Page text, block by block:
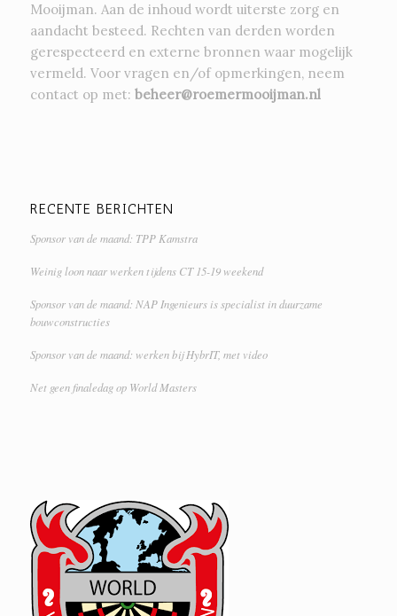
Mooijman. Aan de inhoud wordt uiterste zorg en
aandacht besteed. Rechten van derden worden
gerespecteerd en externe bronnen waar mogelijk
vermeld. Voor vragen en/of opmerkingen, neem
contact op met: beheer@roemermooijman.nl
RECENTE BERICHTEN
Sponsor van de maand: TPP Kamstra
Weinig loon naar werken tijdens CT 15-19 weekend
Sponsor van de maand: NAP Ingenieurs is specialist in duurzame
bouwconstructies
Sponsor van de maand: werken bij HybrIT, met video
Net geen finaledag op World Masters